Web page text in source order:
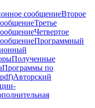
сообщениеВторое
Третье
Четвертое
Программный
Полученные
Программы по
Авторский